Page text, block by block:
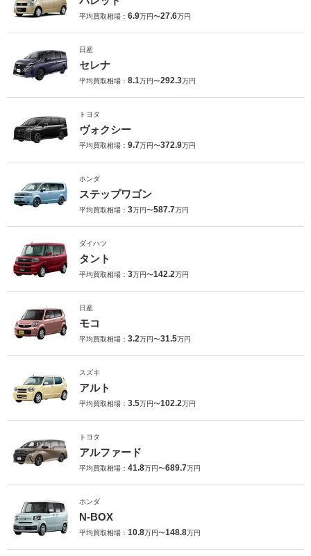
平均買取相場： 6.9万円〜27.6万円
日産
セレナ
平均買取相場： 8.1万円〜292.3万円
トヨタ
ヴォクシー
平均買取相場： 9.7万円〜372.9万円
ホンダ
ステップワゴン
平均買取相場： 3万円〜587.7万円
ダイハツ
タント
平均買取相場： 3万円〜142.2万円
日産
モコ
平均買取相場： 3.2万円〜31.5万円
スズキ
アルト
平均買取相場： 3.5万円〜102.2万円
トヨタ
アルファード
平均買取相場： 41.8万円〜689.7万円
ホンダ
N-BOX
平均買取相場： 10.8万円〜148.8万円